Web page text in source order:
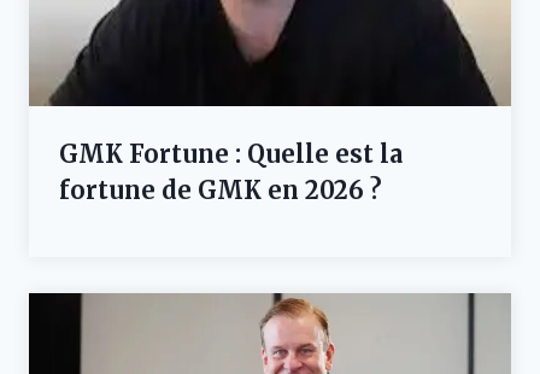
GMK Fortune : Quelle est la
fortune de GMK en 2026 ?